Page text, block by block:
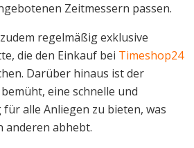
Zeitmessern passen.
regelmäßig exklusive
die den Einkauf bei Timeshop24
Darüber hinaus ist der
eine schnelle und
alle Anliegen zu bieten, was
anderen abhebt.